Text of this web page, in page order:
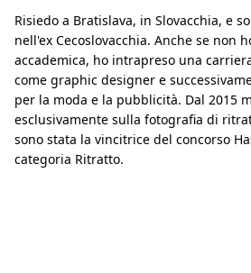
Risiedo a Bratislava, in Slovacchia, e
nell'ex Cecoslovacchia. Anche se non
accademica, ho intrapreso una
come graphic designer e
per la moda e la pubblicità. Dal 2015
esclusivamente sulla fotografia di
sono stata la vincitrice del concorso
categoria Ritratto.